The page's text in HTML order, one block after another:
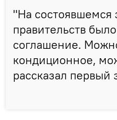
"На состоявшемся
правительств
соглашение.
кондиционное,
рассказал